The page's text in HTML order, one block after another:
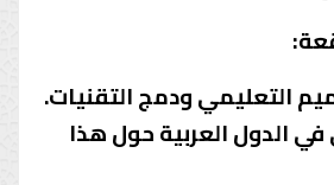
التعليمي ودمج التقنيات.
في الدول العربية حول هذا